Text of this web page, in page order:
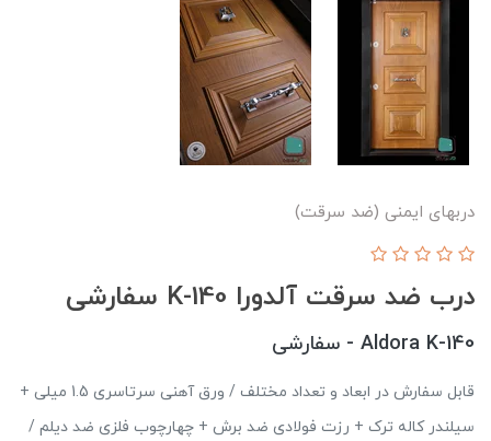
دربهای ایمنی (ضد سرقت)
درب ضد سرقت آلدورا K-140 سفارشی
Aldora K-140 - سفارشی
قابل سفارش در ابعاد و تعداد مختلف / ورق آهنی سرتاسری 1.5 میلی +
سیلندر کاله ترک + رزت فولادی ضد برش + چهارچوب فلزی ضد دیلم /